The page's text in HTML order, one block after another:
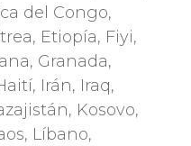
del Congo,
Etiopía, Fiyi,
Granada,
Irán, Iraq,
Kosovo,
Líbano,